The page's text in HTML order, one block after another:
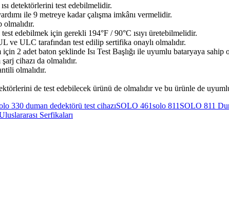
detektörlerini test edebilmelidir.
ile 9 metreye kadar çalışma imkânı vermelidir.
edebilmek için gerekli 194°F / 90°C ısıyı üretebilmelidir.
ve ULC tarafından test edilip sertifika onaylı olmalıdır.
2 adet baton şeklinde Isı Test Başlığı ile uyumlu bataryaya sahip
cihazı da olmalıdır.
olmalıdır.
de test edebilecek ürünü de olmalıdır ve bu ürünle de
330 duman dedektörü test cihazıSOLO 461solo 811 SOLO 811
Serfikaları